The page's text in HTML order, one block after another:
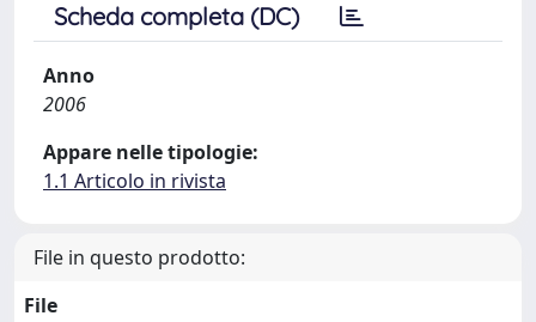
Scheda completa (DC)
Anno
2006
Appare nelle tipologie:
1.1 Articolo in rivista
File in questo prodotto:
File